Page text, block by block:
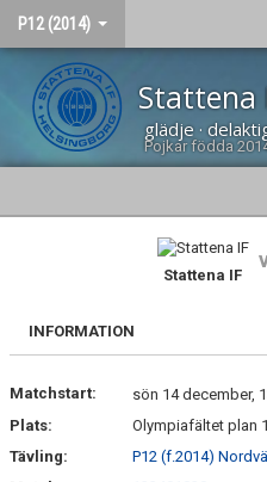
P12 (2014)
Stattena
glädje ·
Pojkar födda
KALENDER
MATCHER
Stattena IF
INFORMATION
Matchstart:
sön 14 december,
Plats:
Olympiafältet plan
Tävling:
P12 (f.2014)